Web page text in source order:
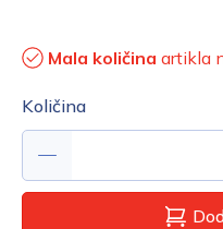
Mala količina artikla
Količina